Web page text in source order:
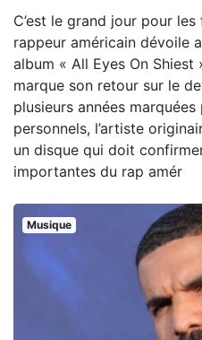
C’est le grand jour pour
rappeur américain dévoile
album « All Eyes On
marque son retour sur le
plusieurs années
personnels, l’artiste
un disque qui doit
importantes du rap amér
Musique